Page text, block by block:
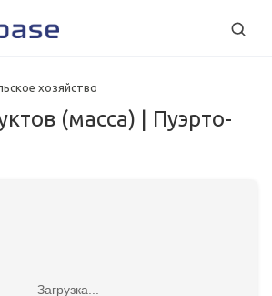
хозяйство
(масса) | Пуэрто-
Загрузка...